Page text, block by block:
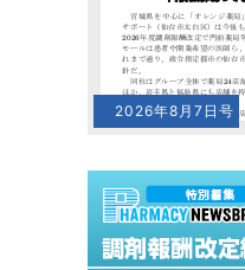
2026年8月7日号